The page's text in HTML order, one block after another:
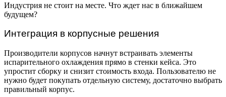
Индустрия не стоит на месте. Что ждет нас в ближайшем
будущем?
Интеграция в корпусные решения
Производители корпусов начнут встраивать элементы
испарительного охлаждения прямо в стенки кейса. Это
упростит сборку и снизит стоимость входа. Пользователю не
нужно будет покупать отдельную систему, достаточно выбрать
правильный корпус.